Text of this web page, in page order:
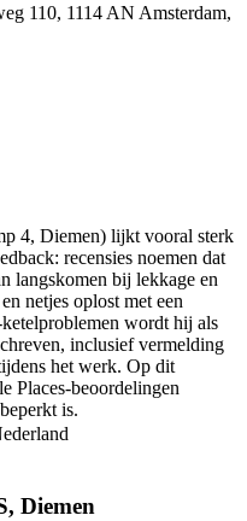
110, 1114 AN Amsterdam,
4, Diemen) lijkt vooral sterk
recensies noemen dat
langskomen bij lekkage en
netjes oplost met een
wordt hij als
inclusief vermelding
het werk. Op dit
Places-beoordelingen
is.
Diemen